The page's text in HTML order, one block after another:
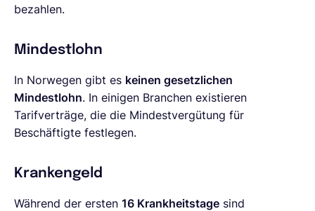
bezahlen.
Mindestlohn
In Norwegen gibt es keinen gesetzlichen
Mindestlohn. In einigen Branchen existieren
Tarifverträge, die die Mindestvergütung für
Beschäftigte festlegen.
Krankengeld
Während der ersten 16 Krankheitstage sind